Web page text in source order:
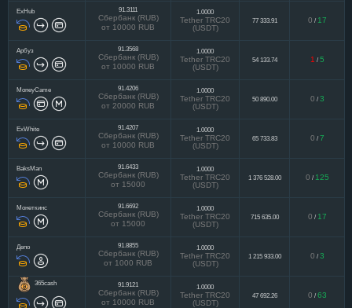
ExHub 91.3111
Сбербанк (RUB)
от 10000 RUB
1.0000
Tether TRC20
(USDT)
77 333.91 0 / 17
Арбуз 91.3568
Сбербанк (RUB)
от 10000 RUB
1.0000
Tether TRC20
(USDT)
54 133.74 1 / 5
MoneyCame 91.4206
Сбербанк (RUB)
от 20000 RUB
1.0000
Tether TRC20
(USDT)
50 890.00 0 / 3
ExWhite 91.4207
Сбербанк (RUB)
от 10000 RUB
1.0000
Tether TRC20
(USDT)
65 733.83 0 / 7
BaksMan 91.6433
Сбербанк (RUB)
от 15000
1.0000
Tether TRC20
(USDT)
1 376 528.00 0 / 125
Монеткинс 91.6692
Сбербанк (RUB)
от 15000
1.0000
Tether TRC20
(USDT)
715 635.00 0 / 17
Депо 91.8855
Сбербанк (RUB)
от 1000 RUB
1.0000
Tether TRC20
(USDT)
1 215 933.00 0 / 3
365cash 91.9121
Сбербанк (RUB)
от 10000 RUB
1.0000
Tether TRC20
(USDT)
47 692.26 0 / 63